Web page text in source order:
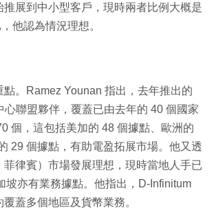
推展到中小型客戶，現時兩者比例大概是
他認為情況理想。
。Ramez Younan 指出，去年推出的
心聯盟夥伴，覆蓋已由去年的 40 個國家
個，這包括美加的 48 個據點、歐洲的
29 個據點，有助電盈拓展市場。他又透
菲律賓）市場發展理想，現時當地人手已
坡亦有業務據點。他指出，D-Infinitum
蓋多個地區及貨幣業務。